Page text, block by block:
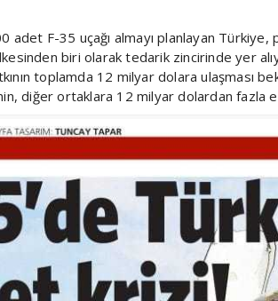
adet F-35 uçağı almayı planlayan Türkiye,
ülkesinden biri olarak tedarik zincirinde yer
toplamda 12 milyar dolara ulaşması
diğer ortaklara 12 milyar dolardan fazla